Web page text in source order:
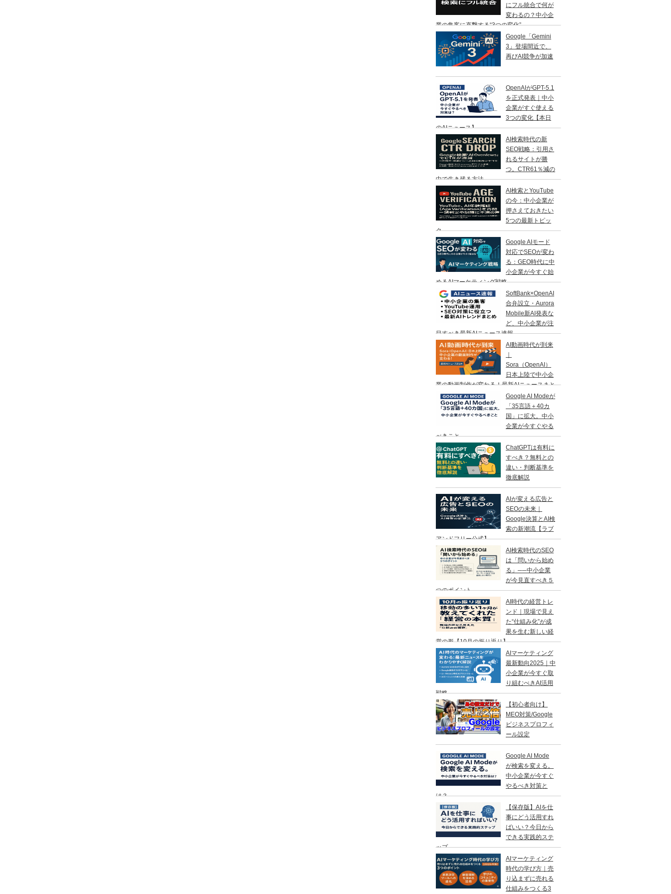
にフル統合で何が
変わるの？中小企
業の集客に直撃する“3つの変化”
Google「Gemini
3」登場間近で、
再びAI競争が加速
OpenAIがGPT-5.1
を正式発表｜中小
企業がすぐ使える
3つの変化【本日
のAIニュース】
AI検索時代の新
SEO戦略：引用さ
れるサイトが勝
つ。CTR61％減の
中で生き残る方法
AI検索とYouTube
の今：中小企業が
押さえておきたい
5つの最新トピッ
ク
Google AIモード
対応でSEOが変わ
る：GEO時代に中
小企業が今すぐ始
めるAIマーケティング戦略
SoftBank×OpenAI
合弁設立・Aurora
Mobile新AI発表な
ど、中小企業が注
目すべき最新AIニュース速報
AI動画時代が到来
Sora（OpenAI）
日本上陸で中小企
業の動画制作が変わる！最新AIニュースまと
め
Google AI Modeが
「35言語＋40カ
国」に拡大。中小
企業が今すぐやる
べきこと
ChatGPTは有料に
すべき？無料との
違い・判断基準を
徹底解説
AIが変える広告と
SEOの未来｜
Google決算とAI検
索の新潮流【ラブ
アンドフリー公式】
AI検索時代のSEO
は「問いから始め
る」──中小企業
が今見直すべき５
つのポイント
AI時代の経営トレ
ンド｜現場で見え
た“仕組み化”が成
果を生む新しい経
営の形【10月の振り返り】
AIマーケティング
最新動向2025｜中
小企業が今すぐ取
り組むべきAI活用
戦略
【初心者向け】
MEO対策/Google
ビジネスプロフィ
ール設定
Google AI Mode
が検索を変える。
中小企業が今すぐ
やるべき対策と
は？
【保存版】AIを仕
事にどう活用すれ
ばいい？今日から
できる実践的ステ
ップ
AIマーケティング
時代の学び方｜売
り込まずに売れる
仕組みをつくる3